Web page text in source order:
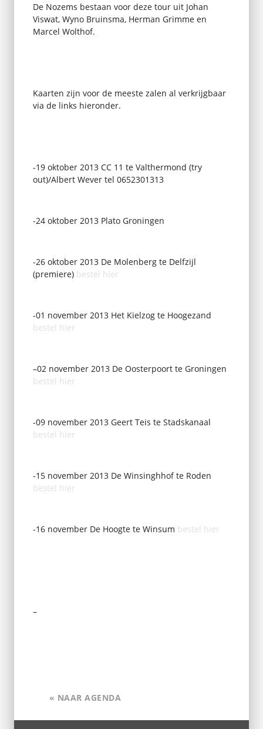
De Nozems bestaan voor deze tour uit Johan
Viswat, Wyno Bruinsma, Herman Grimme en
Marcel Wolthof.
Kaarten zijn voor de meeste zalen al verkrijgbaar
via de links hieronder.
-19 oktober 2013 CC 11 te Valthermond (try
out)/Albert Wever tel 0652301313
-24 oktober 2013 Plato Groningen
-26 oktober 2013 De Molenberg te Delfzijl
(premiere) bestel hier
-01 november 2013 Het Kielzog te Hoogezand
bestel hier
–02 november 2013 De Oosterpoort te Groningen
bestel hier
-09 november 2013 Geert Teis te Stadskanaal
bestel hier
-15 november 2013 De Winsinghhof te Roden
bestel hier
-16 november De Hoogte te Winsum bestel hier
–
« NAAR AGENDA